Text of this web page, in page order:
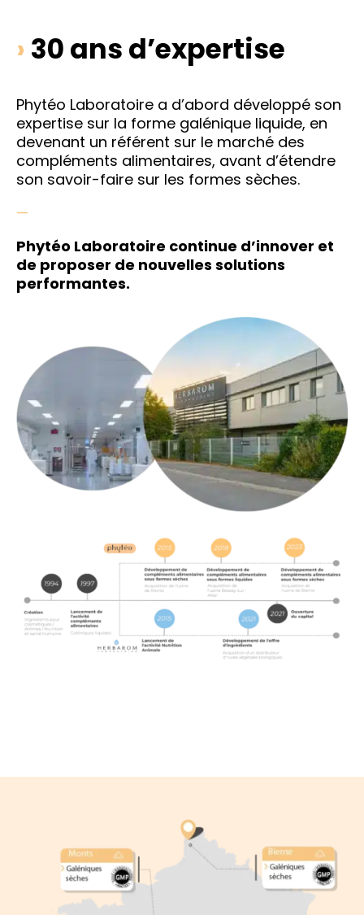
›30 ans d’expertise
Phytéo Laboratoire a d’abord développé son
expertise sur la forme galénique liquide, en
devenant un référent sur le marché des
compléments alimentaires, avant d’étendre
son savoir-faire sur les formes sèches.
—
Phytéo Laboratoire continue d’innover et
de proposer de nouvelles solutions
performantes.